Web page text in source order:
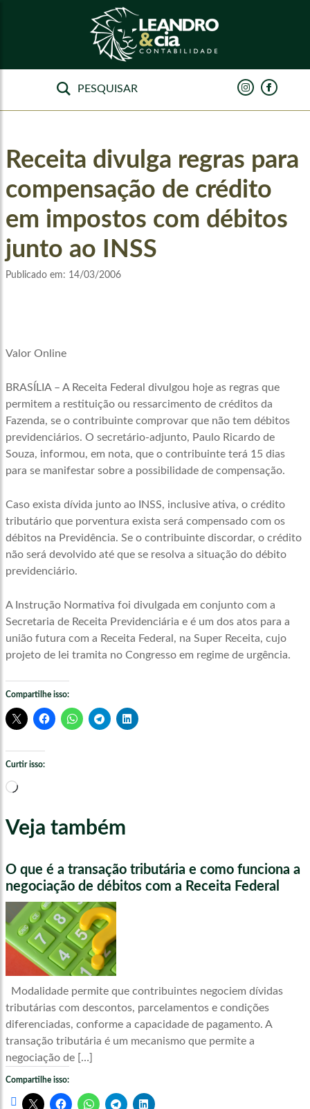
Receita divulga regras para
compensação de crédito
em impostos com débitos
junto ao INSS
Publicado em: 14/03/2006
Valor Online
BRASÍLIA – A Receita Federal divulgou hoje as regras que
permitem a restituição ou ressarcimento de créditos da
Fazenda, se o contribuinte comprovar que não tem débitos
previdenciários. O secretário-adjunto, Paulo Ricardo de
Souza, informou, em nota, que o contribuinte terá 15 dias
para se manifestar sobre a possibilidade de compensação.
Caso exista dívida junto ao INSS, inclusive ativa, o crédito
tributário que porventura exista será compensado com os
débitos na Previdência. Se o contribuinte discordar, o crédito
não será devolvido até que se resolva a situação do débito
previdenciário.
A Instrução Normativa foi divulgada em conjunto com a
Secretaria de Receita Previdenciária e é um dos atos para a
união futura com a Receita Federal, na Super Receita, cujo
projeto de lei tramita no Congresso em regime de urgência.
Compartilhe isso:
Curtir isso:
Carregando...
Veja também
O que é a transação tributária e como funciona a
negociação de débitos com a Receita Federal
Modalidade permite que contribuintes negociem dívidas
tributárias com descontos, parcelamentos e condições
diferenciadas, conforme a capacidade de pagamento. A
transação tributária é um mecanismo que permite a
negociação de […]
Compartilhe isso: